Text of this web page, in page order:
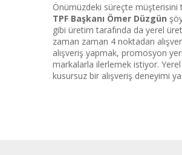
Önümüzdeki süreçte müşterisini
TPF Başkanı Ömer Düzgün
gibi üretim tarafında da yerel
zaman zaman 4 noktadan
alışveriş yapmak, promosyon
markalarla ilerlemek istiyor.
kusursuz bir alışveriş deneyimi